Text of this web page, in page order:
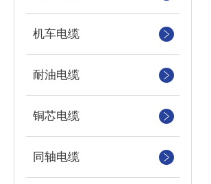
机车电缆
耐油电缆
铜芯电缆
同轴电缆